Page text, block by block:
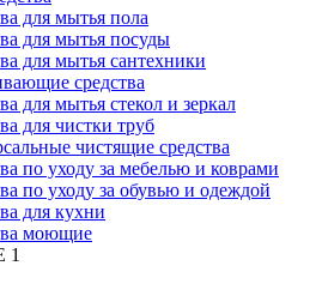
для мытья пола
для мытья посуды
для мытья сантехники
средства
для мытья стекол и зеркал
для чистки труб
чистящие средства
по уходу за мебелью и коврами
по уходу за обувью и одеждой
для кухни
моющие
1